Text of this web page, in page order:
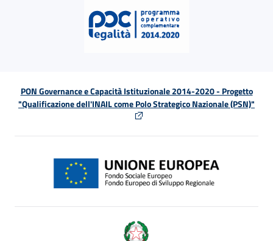
PON Governance e Capacità Istituzionale 2014-2020 - Progetto
"Qualificazione dell'INAIL come Polo Strategico Nazionale (PSN)"